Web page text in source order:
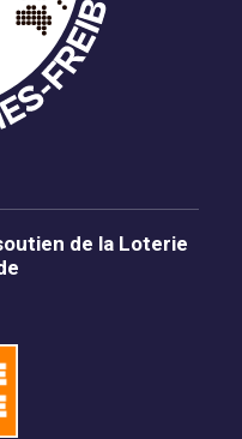
de la Loterie